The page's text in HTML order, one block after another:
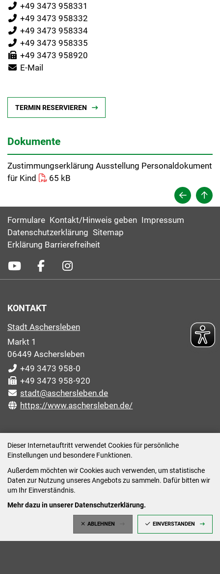
Dieser Internetauftritt verwendet Cookies für persönliche
Einstellungen und besondere Funktionen.
Außerdem möchten wir Cookies auch verwenden, um statistische
Daten zur Nutzung unseres Angebots zu sammeln. Dafür bitten wir
um Ihr Einverständnis.
Mehr dazu in unserer Datenschutzerklärung.
ABLEHNEN EINVERSTANDEN
+49 3473 958331
+49 3473 958332
+49 3473 958334
+49 3473 958335
+49 3473 958920
E-Mail
TERMIN RESERVIEREN
Dokumente
Zustimmungserklärung Ausstellung Personaldokument
für Kind
65 kB
Formulare Kontakt/Hinweis geben Impressum
Datenschutzerklärung Sitemap
Erklärung Barrierefreiheit
KONTAKT
Stadt Aschersleben
Markt 1
06449 Aschersleben
+49 3473 958-0
+49 3473 958-920
stadt@aschersleben.de
https://www.aschersleben.de/
Montag: 09:00-12:00 /14:00-15:00 Uhr
Dienstag: 09:00-12:00 /14:00-16:00 Uhr
Mittwoch: 09:00 - 12:00 Uhr (nach vorheriger
Donnerstag: 09:00-12:00 /14:00-18:00 Uhr
Freitag: 09:00-12:00 Uhr